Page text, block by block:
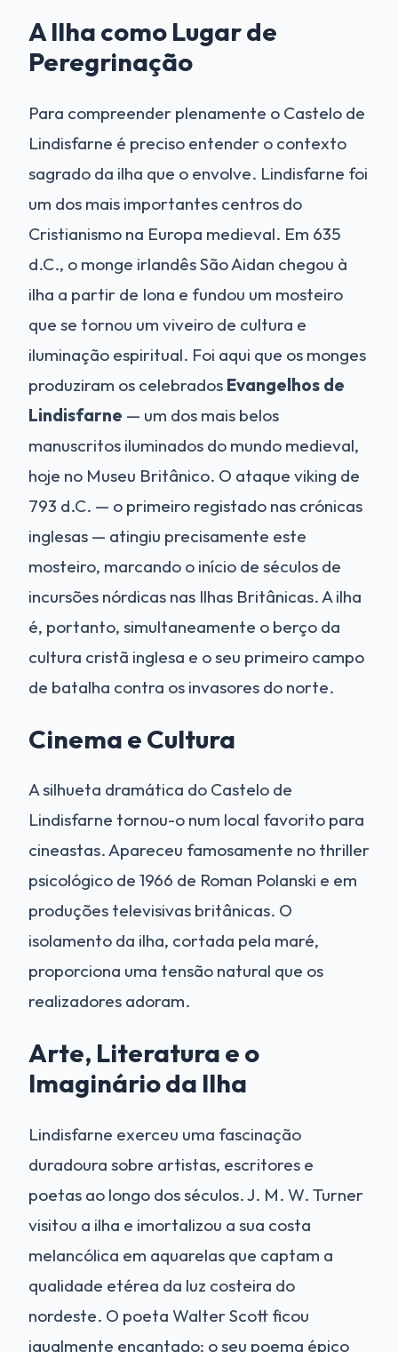
A Ilha como Lugar de
Peregrinação
Para compreender plenamente o Castelo de
Lindisfarne é preciso entender o contexto
sagrado da ilha que o envolve. Lindisfarne foi
um dos mais importantes centros do
Cristianismo na Europa medieval. Em 635
d.C., o monge irlandês São Aidan chegou à
ilha a partir de Iona e fundou um mosteiro
que se tornou um viveiro de cultura e
iluminação espiritual. Foi aqui que os monges
produziram os celebrados Evangelhos de
Lindisfarne — um dos mais belos
manuscritos iluminados do mundo medieval,
hoje no Museu Britânico. O ataque viking de
793 d.C. — o primeiro registado nas crónicas
inglesas — atingiu precisamente este
mosteiro, marcando o início de séculos de
incursões nórdicas nas Ilhas Britânicas. A ilha
é, portanto, simultaneamente o berço da
cultura cristã inglesa e o seu primeiro campo
de batalha contra os invasores do norte.
Cinema e Cultura
A silhueta dramática do Castelo de
Lindisfarne tornou-o num local favorito para
cineastas. Apareceu famosamente no thriller
psicológico de 1966 de Roman Polanski e em
produções televisivas britânicas. O
isolamento da ilha, cortada pela maré,
proporciona uma tensão natural que os
realizadores adoram.
Arte, Literatura e o
Imaginário da Ilha
Lindisfarne exerceu uma fascinação
duradoura sobre artistas, escritores e
poetas ao longo dos séculos. J. M. W. Turner
visitou a ilha e imortalizou a sua costa
melancólica em aquarelas que captam a
qualidade etérea da luz costeira do
nordeste. O poeta Walter Scott ficou
igualmente encantado: o seu poema épico